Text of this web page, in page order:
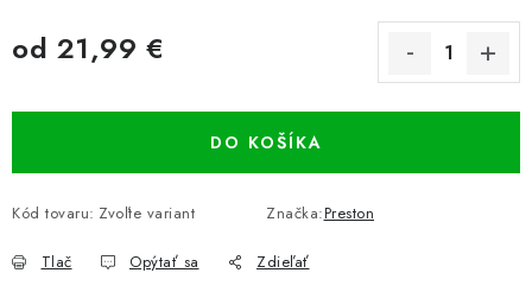
od 21,99 €
DO KOŠÍKA
Kód tovaru: Zvoľte variant Značka:Preston
Tlač Opýtať sa Zdieľať